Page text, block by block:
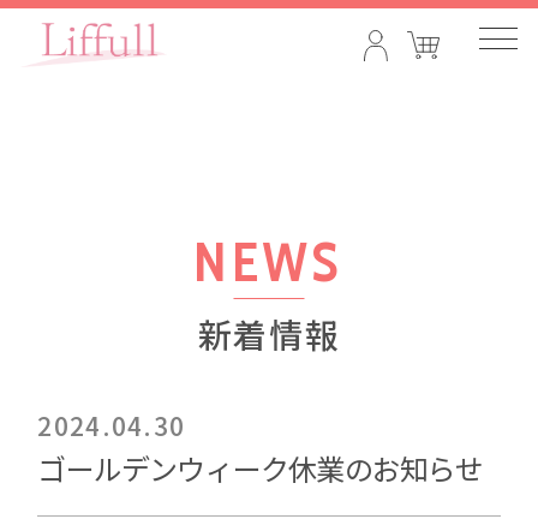
NEWS
新着情報
2024.04.30
ゴールデンウィーク休業のお知らせ